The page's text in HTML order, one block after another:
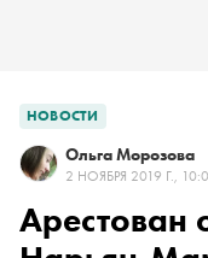
НОВОСТИ
Ольга Морозова
2 НОЯБРЯ 2019 Г.,
Арестован